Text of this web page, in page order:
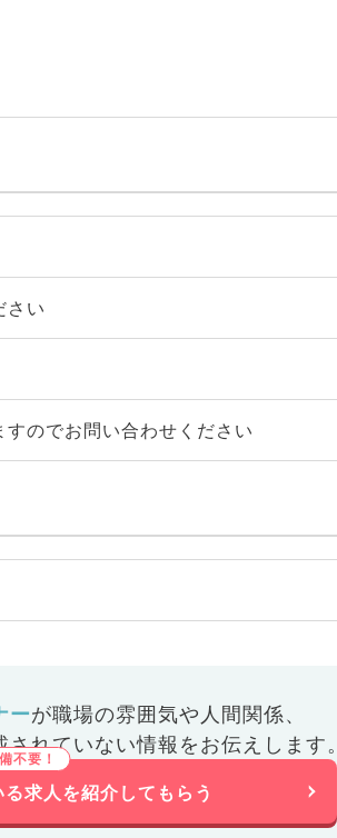
さい
のでお問い合わせください
ーが職場の雰囲気や人間関係、
されていない情報をお伝えします。
求人を紹介してもらう